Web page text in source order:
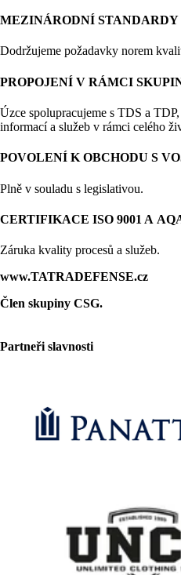
MEZINÁRODNÍ STANDARDY
Dodržujeme požadavky norem
PROPOJENÍ V RÁMCI
Úzce spolupracujeme s TDS a
informací a služeb v rámci celého
POVOLENÍ K OBCHODU S
Plně v souladu s legislativou.
CERTIFIKACE ISO 9001 A
Záruka kvality procesů a služeb.
www.TATRADEFENSE.cz
Člen skupiny CSG.
Partneři slavnosti